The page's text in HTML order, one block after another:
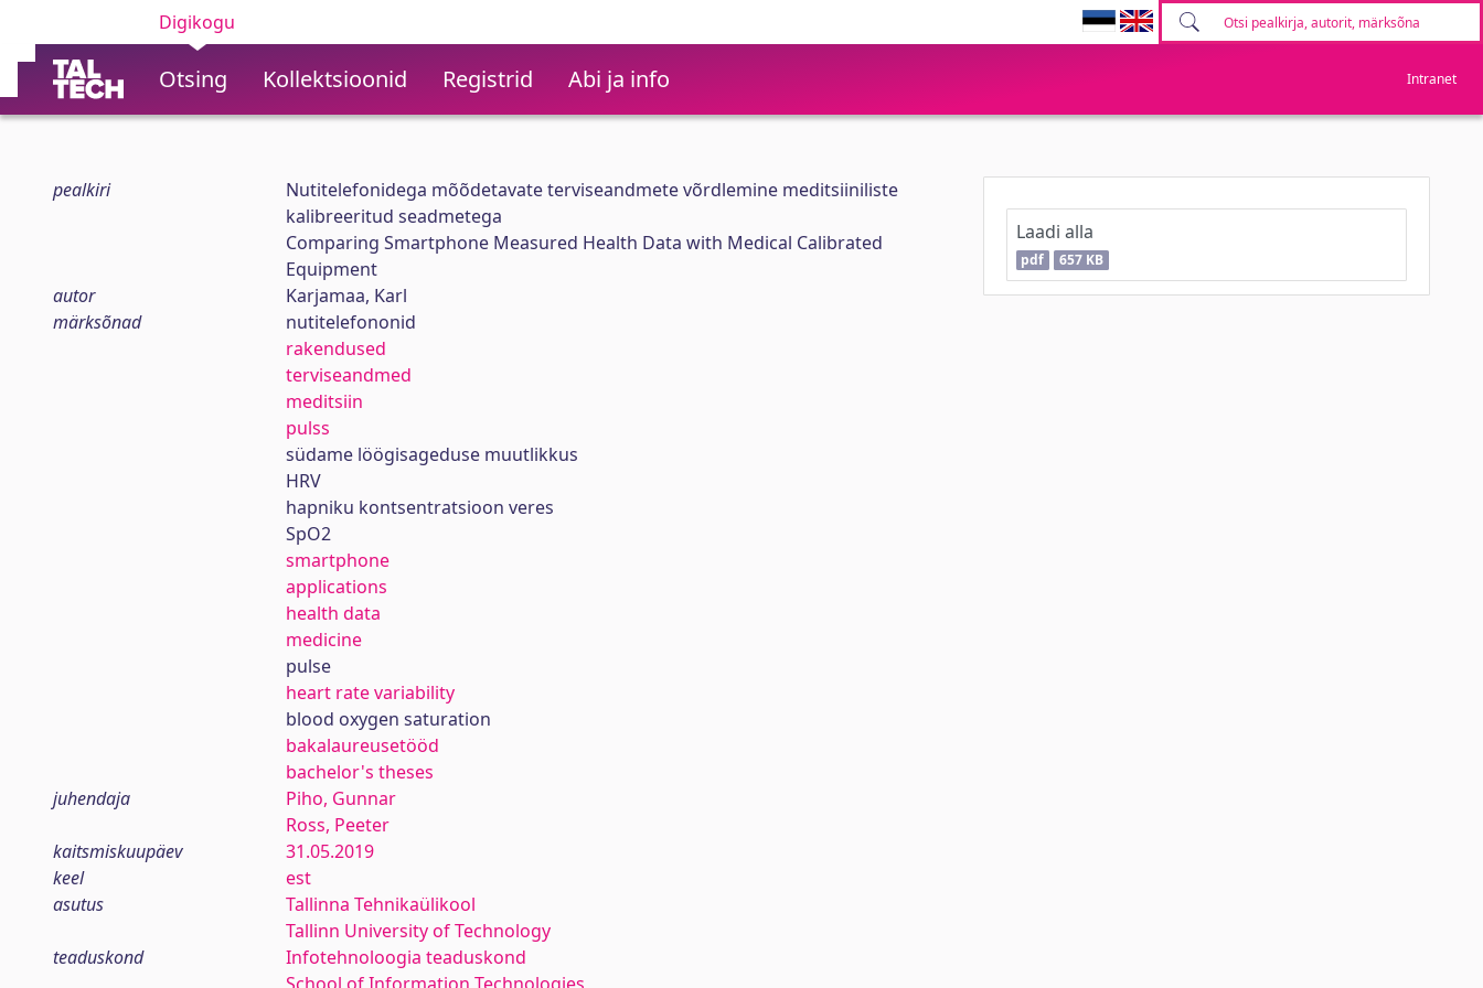
Digikogu
Otsing Kollektsioonid Registrid Abi ja info Intranet
pealkiri
Nutitelefonidega mõõdetavate terviseandmete võrdlemine meditsiiniliste
kalibreeritud seadmetega
Comparing Smartphone Measured Health Data with Medical Calibrated
Equipment
autor
Karjamaa, Karl
märksõnad
nutitelefononid
rakendused
terviseandmed
meditsiin
pulss
südame löögisageduse muutlikkus
HRV
hapniku kontsentratsioon veres
SpO2
smartphone
applications
health data
medicine
pulse
heart rate variability
blood oxygen saturation
bakalaureusetööd
bachelor's theses
juhendaja
Piho, Gunnar
Ross, Peeter
kaitsmiskuupäev
31.05.2019
keel
est
asutus
Tallinna Tehnikaülikool
Tallinn University of Technology
teaduskond
Infotehnoloogia teaduskond
Laadi alla
pdf 657 KB